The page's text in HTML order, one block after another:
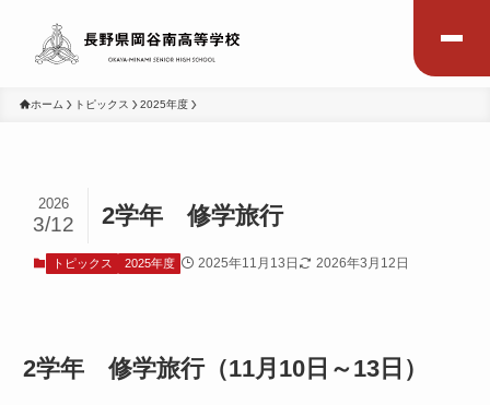
ホーム トピックス 2025年度
2学年 修学旅行
2026
3/12
トピックス 2025年度 2025年11月13日 2026年3月12日
2学年 修学旅行（11月10日～13日）